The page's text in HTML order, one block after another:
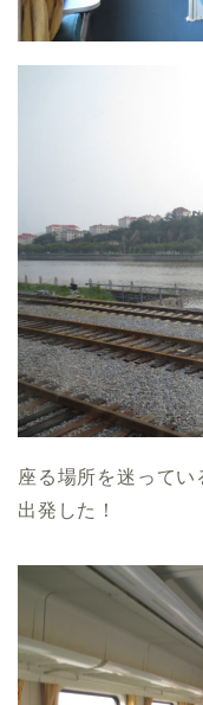
座る場所を迷って
出発した！